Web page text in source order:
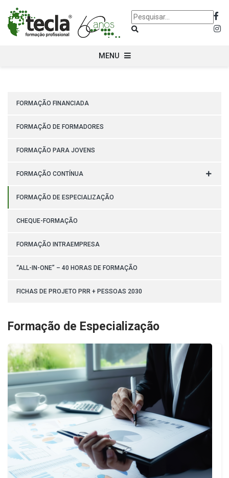
MENU
FORMAÇÃO FINANCIADA
FORMAÇÃO DE FORMADORES
FORMAÇÃO PARA JOVENS
FORMAÇÃO CONTÍNUA
FORMAÇÃO DE ESPECIALIZAÇÃO
CHEQUE-FORMAÇÃO
FORMAÇÃO INTRAEMPRESA
“ALL-IN-ONE” – 40 HORAS DE FORMAÇÃO
FICHAS DE PROJETO PRR + PESSOAS 2030
Formação de Especialização